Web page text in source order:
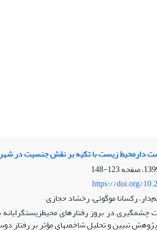
دارمحیط زیست با تکیه بر نقش جنسیت در
123-148
https://doi.org/
رکسانا موگوئی، رخشاد حجازی
چشم­گیری در بروز رفتارهای
تبیین و تحلیل شاخص­های مؤثر بر رفتار